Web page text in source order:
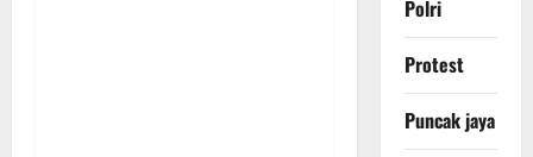
Polri
Protest
Puncak jaya